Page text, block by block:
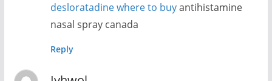
desloratadine where to buyantihistamine
nasal spray canada
Reply